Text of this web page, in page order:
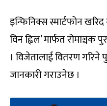
इन्फिनिक्स स्मार्टफोन
विन ह्विल’ मार्फत
। विजेतालाई वितरण गरिने
जानकारी गराउनेछ ।